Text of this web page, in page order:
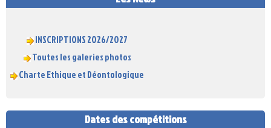
INSCRIPTIONS 2026/2027
Toutes les galeries photos
Charte Ethique et Déontologique
Dates des compétitions